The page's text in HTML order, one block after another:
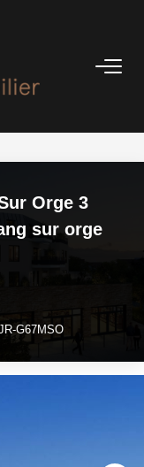
Orge 3
sur orge
G67MSO